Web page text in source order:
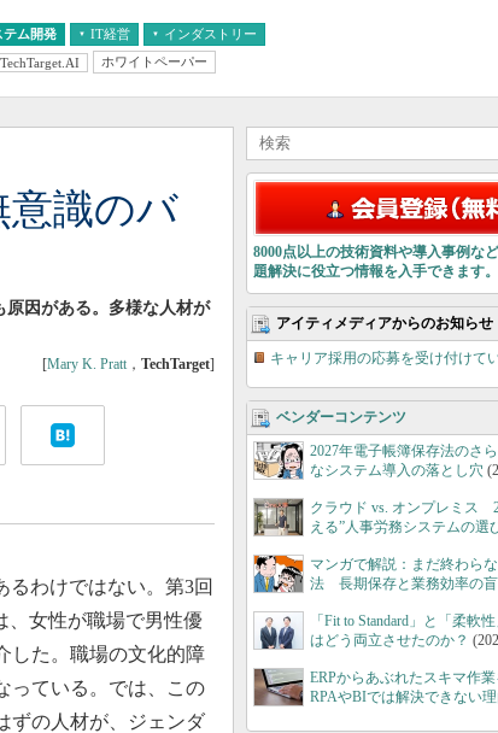
テム開発 IT経営 インダストリー
TechTarget.AI ホワイトペーパー
意識のバ
因がある。多様な人材が
[Mary K. Pratt ， TechTarget]
わけではない。第3回
、女性が職場で男性優
した。職場の文化的障
っている。では、この
ずの人材が、ジェンダ
8000点以上の技術資料や導入事例な
題解決に役立つ情報を入手できます。
アイティメディアからのお知らせ
キャリア採用の応募を受け付けて
ベンダーコンテンツ
2027年電子帳簿保存法のさ
なシステム導入の落とし穴
クラウド vs. オンプレミス
える”人事労務システムの選
マンガで解説：まだ終わら
法 長期保存と業務効率の
「Fit to Standard」と「柔軟
はどう両立させたのか？
ERPからあぶれたスキマ作
RPAやBIでは解決できない